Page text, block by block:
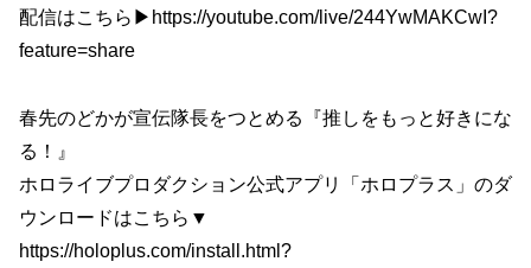
配信はこちら▶https://youtube.com/live/244YwMAKCwI?
feature=share
春先のどかが宣伝隊長をつとめる『推しをもっと好きにな
る！』
ホロライブプロダクション公式アプリ「ホロプラス」のダ
ウンロードはこちら▼
https://holoplus.com/install.html?